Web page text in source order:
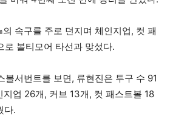
속구를 주로 던지며 체인지업, 컷 패
로 볼티모어 타선과 맞섰다.
볼서번트를 보면, 류현진은 투구 수 91
업 26개, 커브 13개, 컷 패스트볼 18
다.